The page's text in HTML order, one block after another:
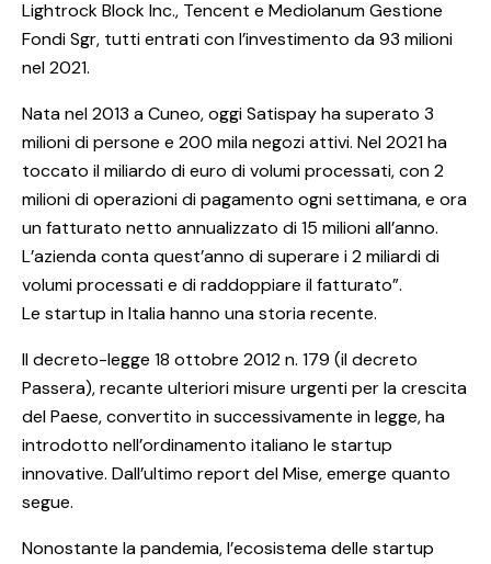
Lightrock Block Inc., Tencent e Mediolanum Gestione
Fondi Sgr, tutti entrati con l’investimento da 93 milioni
nel 2021.
Nata nel 2013 a Cuneo, oggi Satispay ha superato 3
milioni di persone e 200 mila negozi attivi. Nel 2021 ha
toccato il miliardo di euro di volumi processati, con 2
milioni di operazioni di pagamento ogni settimana, e ora
un fatturato netto annualizzato di 15 milioni all’anno.
L’azienda conta quest’anno di superare i 2 miliardi di
volumi processati e di raddoppiare il fatturato”.
Le startup in Italia hanno una storia recente.
Il decreto-legge 18 ottobre 2012 n. 179 (il decreto
Passera), recante ulteriori misure urgenti per la crescita
del Paese, convertito in successivamente in legge, ha
introdotto nell’ordinamento italiano le startup
innovative. Dall’ultimo report del Mise, emerge quanto
segue.
Nonostante la pandemia, l’ecosistema delle startup